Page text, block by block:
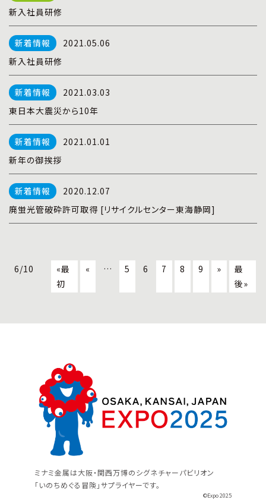
新入社員研修
2021.05.06
新入社員研修
2021.03.03
東日本大震災から10年
2021.01.01
新年の御挨拶
2020.12.07
廃蛍光管破砕許可取得 [リサイクルセンター東海静岡]
6/10
«最
初
« … 5 6 7 8 9 »
最
後»
ミナミ金属は大阪・関西万博のシグネチャーパビリオン
「いのちめぐる冒険」サプライヤーです。
©Expo 2025